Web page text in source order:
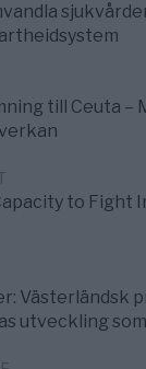
till Ceuta –
to Fight
Västerländsk
utveckling